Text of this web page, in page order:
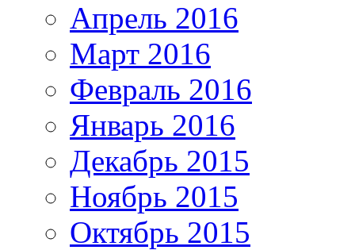
Апрель 2016
Март 2016
Февраль 2016
Январь 2016
Декабрь 2015
Ноябрь 2015
Октябрь 2015